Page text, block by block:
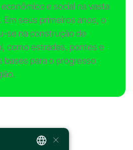
e social na vasta
Em seus primeiros anos, o
se na construção de
como estradas, pontes e
bases para o progresso
×